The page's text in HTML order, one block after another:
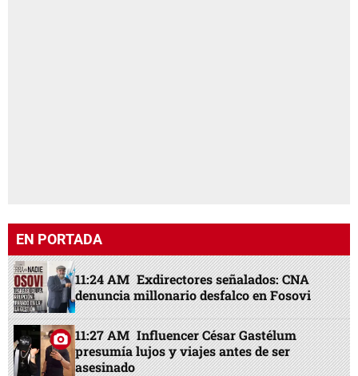
EN PORTADA
11:24 AM Exdirectores señalados: CNA
denuncia millonario desfalco en Fosovi
11:27 AM Influencer César Gastélum
presumía lujos y viajes antes de ser
asesinado